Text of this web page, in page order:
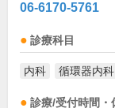
06-6170-5761
診療科目
内科 循環器内科
診療/受付時間・